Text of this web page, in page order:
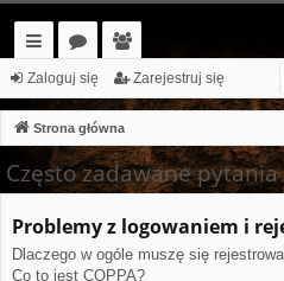
ię
ce
j…
or
a
ży
tk
o
w
ni
cy
Zaloguj się Zarejestruj się
Strona główna
Często zadawane pytania
Problemy z logowaniem i
Dlaczego w ogóle muszę się
Co to jest COPPA?